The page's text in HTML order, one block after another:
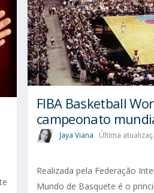
FIBA Basketball
campeonato
Jaya Viana Última
Realizada pela Federação
Mundo de Basquete é o